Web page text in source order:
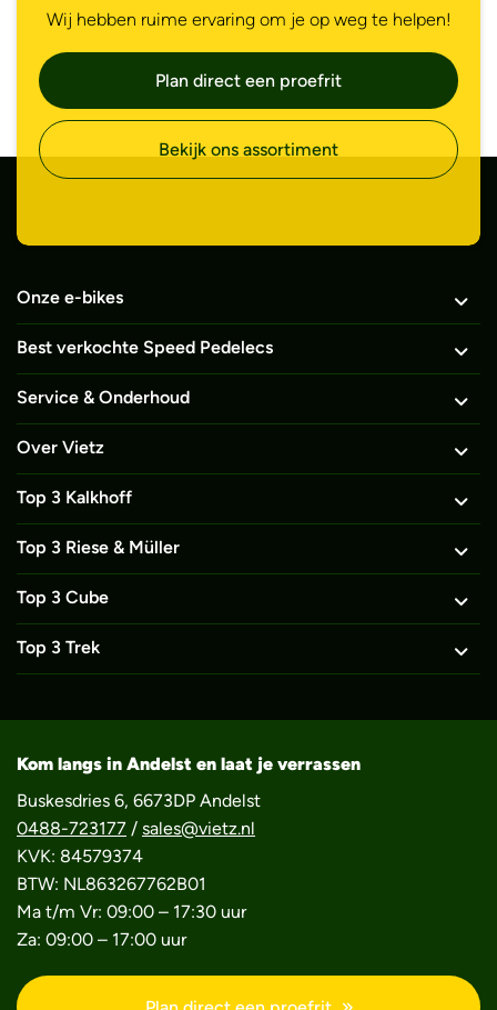
Wij hebben ruime ervaring om je op weg te helpen!
Plan direct een proefrit
Bekijk ons assortiment
Onze e-bikes
Best verkochte Speed Pedelecs
Service & Onderhoud
Over Vietz
Top 3 Kalkhoff
Top 3 Riese & Müller
Top 3 Cube
Top 3 Trek
Kom langs in Andelst en laat je verrassen
Buskesdries 6, 6673DP Andelst
0488-723177 / sales@vietz.nl
KVK: 84579374
BTW: NL863267762B01
Ma t/m Vr: 09:00 – 17:30 uur
Za: 09:00 – 17:00 uur